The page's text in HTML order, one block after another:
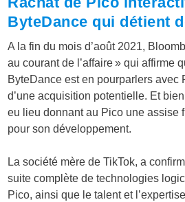
ByteDance qui détient
A la fin du mois d’août 2021,
au courant de l’affaire » qui affirme
ByteDance est en pourparlers avec
d’une acquisition potentielle. Et
eu lieu donnant au Pico une assise
pour son développement.
La société mère de TikTok, a
suite complète de technologies
Pico, ainsi que le talent et